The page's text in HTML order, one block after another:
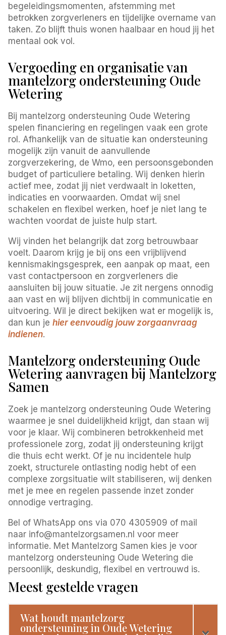
begeleidingsmomenten, afstemming met
betrokken zorgverleners en tijdelijke overname van
taken. Zo blijft thuis wonen haalbaar en houd jij het
mentaal ook vol.
Vergoeding en organisatie van
mantelzorg ondersteuning Oude
Wetering
Bij mantelzorg ondersteuning Oude Wetering
spelen financiering en regelingen vaak een grote
rol. Afhankelijk van de situatie kan ondersteuning
mogelijk zijn vanuit de aanvullende
zorgverzekering, de Wmo, een persoonsgebonden
budget of particuliere betaling. Wij denken hierin
actief mee, zodat jij niet verdwaalt in loketten,
indicaties en voorwaarden. Omdat wij snel
schakelen en flexibel werken, hoef je niet lang te
wachten voordat de juiste hulp start.
Wij vinden het belangrijk dat zorg betrouwbaar
voelt. Daarom krijg je bij ons een vrijblijvend
kennismakingsgesprek, een aanpak op maat, een
vast contactpersoon en zorgverleners die
aansluiten bij jouw situatie. Je zit nergens onnodig
aan vast en wij blijven dichtbij in communicatie en
uitvoering. Wil je direct bekijken wat er mogelijk is,
dan kun jehier eenvoudig jouw zorgaanvraag
indienen.
Mantelzorg ondersteuning Oude
Wetering aanvragen bij Mantelzorg
Samen
Zoek je mantelzorg ondersteuning Oude Wetering
waarmee je snel duidelijkheid krijgt, dan staan wij
voor je klaar. Wij combineren betrokkenheid met
professionele zorg, zodat jij ondersteuning krijgt
die thuis echt werkt. Of je nu incidentele hulp
zoekt, structurele ontlasting nodig hebt of een
complexe zorgsituatie wilt stabiliseren, wij denken
met je mee en regelen passende inzet zonder
onnodige vertraging.
Bel of WhatsApp ons via 070 4305909 of mail
naar info@mantelzorgsamen.nl voor meer
informatie. Met Mantelzorg Samen kies je voor
mantelzorg ondersteuning Oude Wetering die
persoonlijk, deskundig, flexibel en vertrouwd is.
Meest gestelde vragen
Wat houdt mantelzorg
ondersteuning in Oude Wetering